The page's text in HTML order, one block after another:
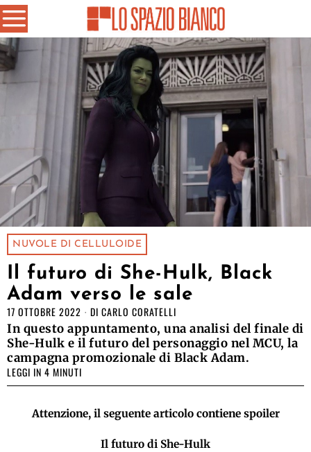
NUVOLE DI CELLULOIDE
Il futuro di She-Hulk, Black
Adam verso le sale
17 OTTOBRE 2022 DI CARLO CORATELLI
In questo appuntamento, una analisi del finale di
She-Hulk e il futuro del personaggio nel MCU, la
campagna promozionale di Black Adam.
LEGGI IN 4 MINUTI
Attenzione, il seguente articolo contiene spoiler
Il futuro di She-Hulk